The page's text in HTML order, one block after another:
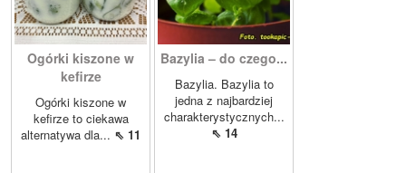
Ogórki kiszone w
kefirze
Ogórki kiszone w
kefirze to ciekawa
alternatywa dla... ⇖ 11
Bazylia – do czego...
Bazylia. Bazylia to
jedna z najbardziej
charakterystycznych...
⇖ 14